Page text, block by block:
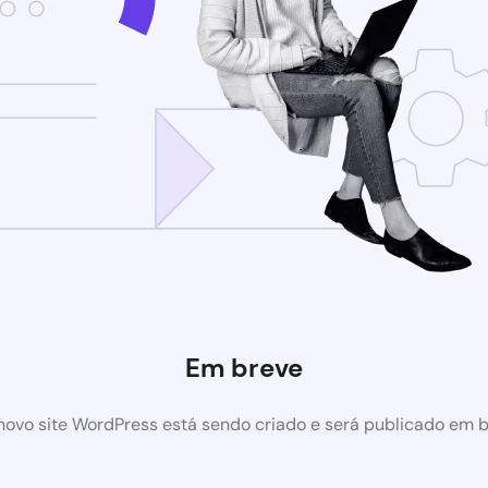
Em breve
site WordPress está sendo criado e será publicado em